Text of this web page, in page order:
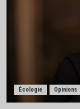
Écologie Opinions